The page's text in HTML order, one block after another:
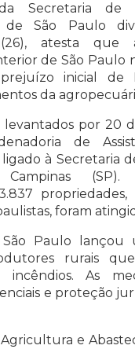
Secretaria de
de São Paulo
(26), atesta que
de São Paulo
inicial de
da
levantados por 20
de
ligado à Secretaria
propriedades,
foram
Paulo lançou
rurais
incêndios. As
e proteção
e